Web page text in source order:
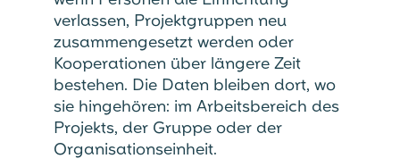
verlassen, Projektgruppen neu
zusammengesetzt werden oder
Kooperationen über längere Zeit
bestehen. Die Daten bleiben dort, wo
sie hingehören: im Arbeitsbereich des
Projekts, der Gruppe oder der
Organisationseinheit.